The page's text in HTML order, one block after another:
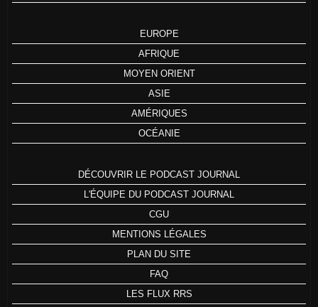
EUROPE
AFRIQUE
MOYEN ORIENT
ASIE
AMÉRIQUES
OCÉANIE
DÉCOUVRIR LE PODCAST JOURNAL
L'ÉQUIPE DU PODCAST JOURNAL
CGU
MENTIONS LÉGALES
PLAN DU SITE
FAQ
LES FLUX RRS